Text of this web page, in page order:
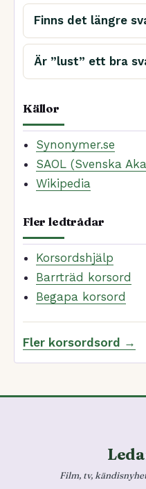
Finns det längre
Är ”lust” ett bra
Källor
Synonymer.se
SAOL (Svenska
Wikipedia
Fler ledtrådar
Korsordshjälp
Barrträd korsord
Begapa korsord
Fler korsordsord →
Film, tv,